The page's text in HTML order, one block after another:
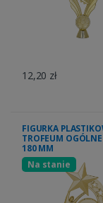
12,20 zł
FIGURKA
TROFEUM
180 MM
Na stanie